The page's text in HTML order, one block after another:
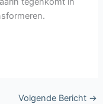
Volgende Bericht →